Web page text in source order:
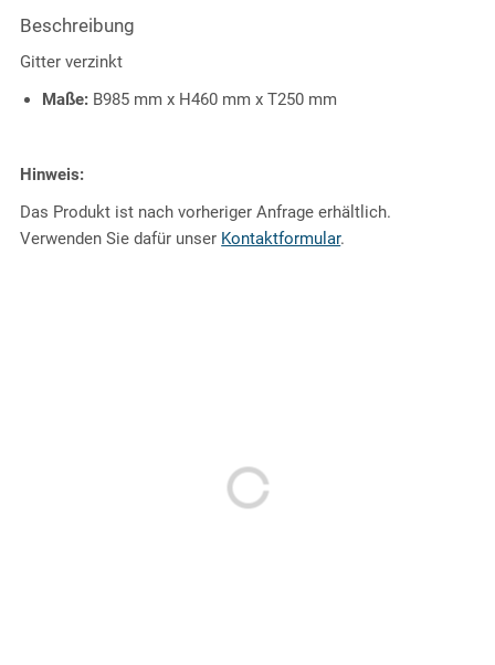
Beschreibung
Gitter verzinkt
Maße: B985 mm x H460 mm x T250 mm
Hinweis:
Das Produkt ist nach vorheriger Anfrage erhältlich.
Verwenden Sie dafür unser Kontaktformular.